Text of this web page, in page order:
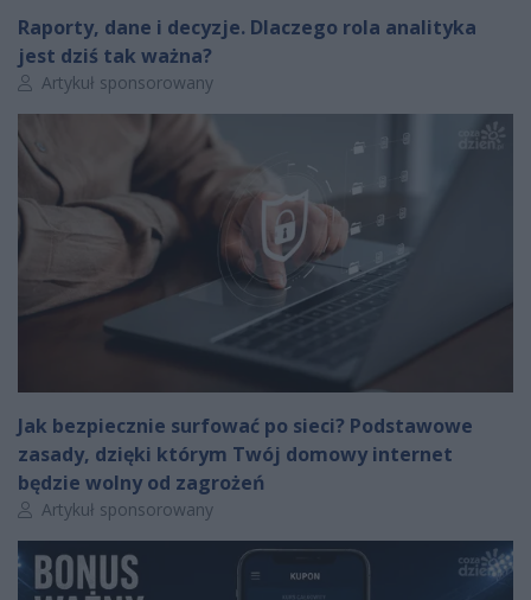
Raporty, dane i decyzje. Dlaczego rola analityka
jest dziś tak ważna?
Autor artykułu:
Artykuł sponsorowany
Jak bezpiecznie surfować po sieci? Podstawowe
zasady, dzięki którym Twój domowy internet
będzie wolny od zagrożeń
Autor artykułu:
Artykuł sponsorowany